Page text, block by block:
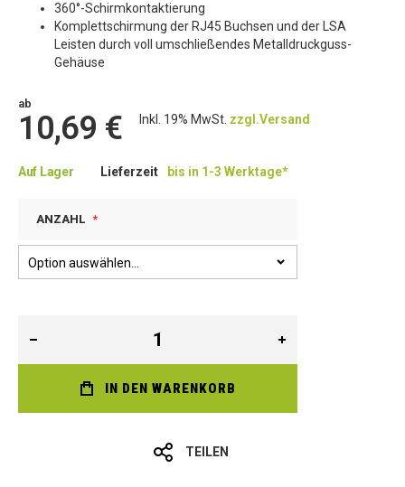
360°-Schirmkontaktierung
Komplettschirmung der RJ45 Buchsen und der LSA
Leisten durch voll umschließendes Metalldruckguss-
Gehäuse
ab
10,69 € Inkl. 19% MwSt. zzgl.Versand
Auf Lager Lieferzeit bis in 1-3 Werktage*
ANZAHL
IN DEN WARENKORB
TEILEN